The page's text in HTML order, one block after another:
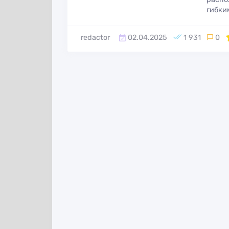
redactor 02.04.2025 1 931 0 1
для работы с